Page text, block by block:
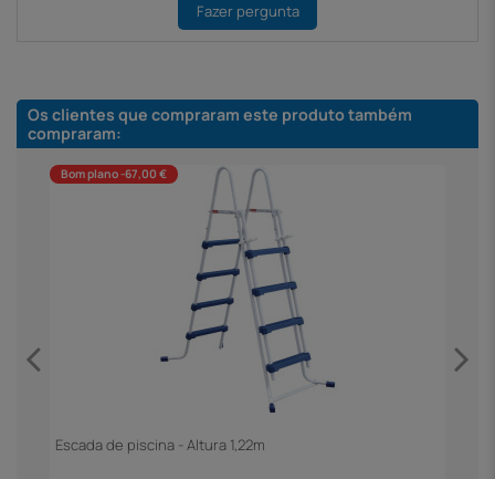
Fazer pergunta
Os clientes que compraram este produto também
compraram:
Bom plano -67,00 €
Escada de piscina - Altura 1,22m